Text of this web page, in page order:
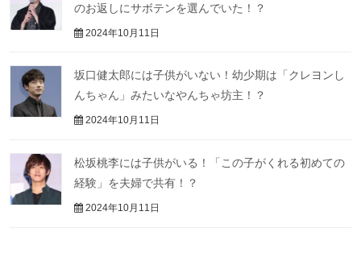
のお返しにサボテンを選んでいた！？
2024年10月11日
坂口健太郎には子供がいない！幼少期は「クレヨンし
んちゃん」みたいなやんちゃ坊主！？
2024年10月11日
松坂桃李には子供がいる！「この子がくれる初めての
経験」を夫婦で共有！？
2024年10月11日